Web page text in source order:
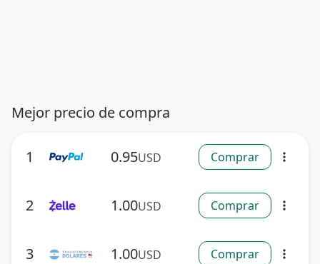
Mejor precio de compra
1 0.95USD Comprar more_vert
2 1.00USD Comprar more_vert
3 1.00USD Comprar more_vert